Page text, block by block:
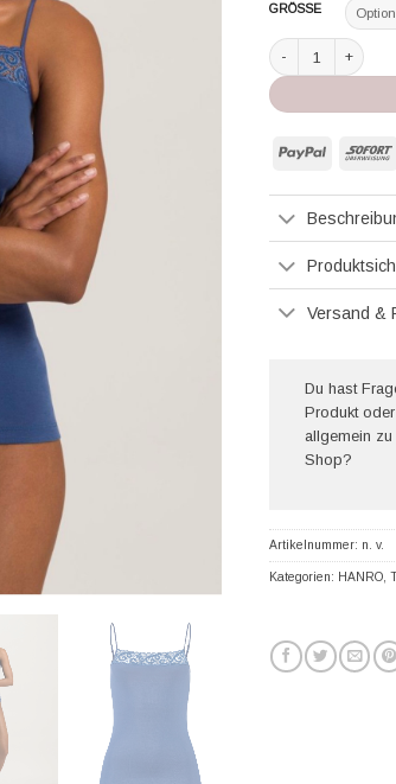
GRÖSSE
Hanro Spaghetti
PayPal
Versand &
Du hast
Produkt oder
allgemein zu
Shop?
Artikelnummer: n. v.
Kategorien: HANRO